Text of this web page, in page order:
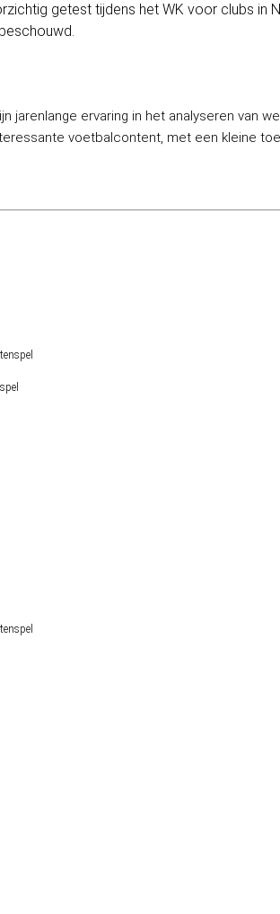
getest tijdens het WK voor clubs in
jarenlange ervaring in het analyseren van
voetbalcontent, met een kleine